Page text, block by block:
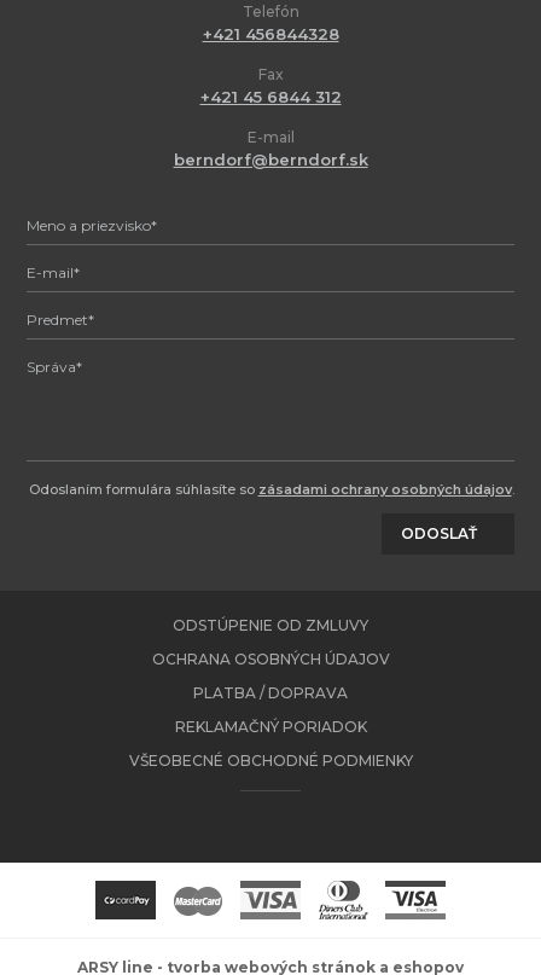
Telefón
+421 456844328
Fax
+421 45 6844 312
E-mail
berndorf@berndorf.sk
Odoslaním formulára súhlasíte so zásadami ochrany osobných údajov.
ODOSLAŤ
ODSTÚPENIE OD ZMLUVY
OCHRANA OSOBNÝCH ÚDAJOV
PLATBA / DOPRAVA
REKLAMAČNÝ PORIADOK
VŠEOBECNÉ OBCHODNÉ PODMIENKY
ARSY line - tvorba webových stránok a eshopov